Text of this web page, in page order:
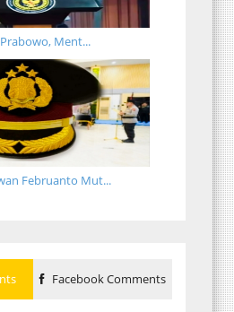
Ment...
Februanto Mut...
Facebook Comments